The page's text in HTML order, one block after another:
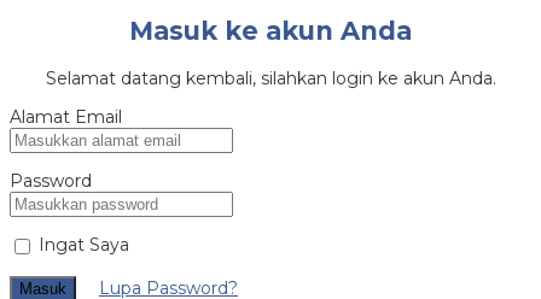
Masuk ke akun Anda
Selamat datang kembali, silahkan login ke akun Anda.
Alamat Email
Password
Ingat Saya
Masuk Lupa Password?